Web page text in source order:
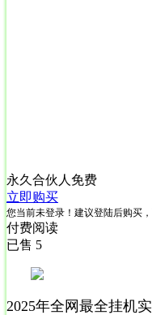
永久合伙人 免费
立即购买
您当前未登录！建议登陆后购买
付费阅读
已售 5
2025年全网最全挂机